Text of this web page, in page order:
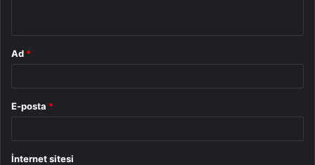
Ad *
E-posta *
İnternet sitesi